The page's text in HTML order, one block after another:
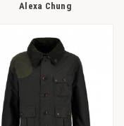
Alexa Chung